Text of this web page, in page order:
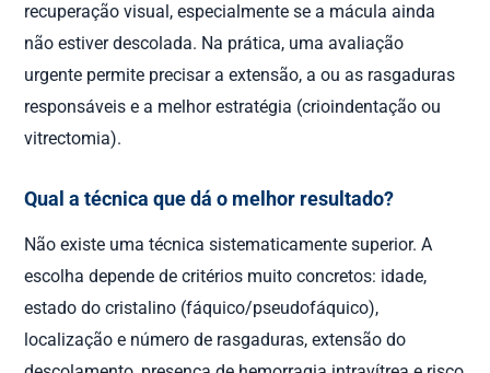
recuperação visual, especialmente se a mácula ainda
não estiver descolada. Na prática, uma avaliação
urgente permite precisar a extensão, a ou as rasgaduras
responsáveis e a melhor estratégia (crioindentação ou
vitrectomia).
Qual a técnica que dá o melhor resultado?
Não existe uma técnica sistematicamente superior. A
escolha depende de critérios muito concretos: idade,
estado do cristalino (fáquico/pseudofáquico),
localização e número de rasgaduras, extensão do